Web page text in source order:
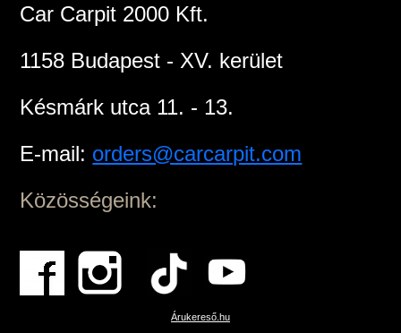
Car Carpit 2000 Kft.
1158 Budapest - XV. kerület
Késmárk utca 11. - 13.
E-mail: orders@carcarpit.com
Közösségeink:
Árukereső.hu